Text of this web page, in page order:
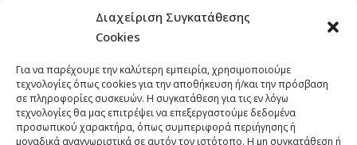
Διαχείριση Συγκατάθεσης
Cookies
Για να παρέχουμε την καλύτερη εμπειρία, χρησιμοποιούμε
τεχνολογίες όπως cookies για την αποθήκευση ή/και την πρόσβαση
σε πληροφορίες συσκευών. Η συγκατάθεση για τις εν λόγω
τεχνολογίες θα μας επιτρέψει να επεξεργαστούμε δεδομένα
προσωπικού χαρακτήρα, όπως συμπεριφορά περιήγησης ή
μοναδικά αναγνωριστικά σε αυτόν τον ιστότοπο. Η μη συγκατάθεση ή
ΤΗΛΕΦΩΝΟ: +30 211 4021758
EMAIL:info@welldone.com.gr